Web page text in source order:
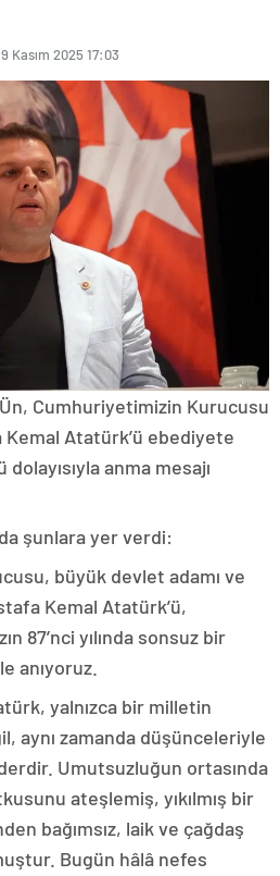
9 Kasım 2025 17:03
Cumhuriyetimizin Kurucusu
Kemal Atatürk’ü ebediyete
anma mesajı
şunlara yer verdi:
büyük devlet adamı ve
Kemal Atatürk’ü,
87’nci yılında sonsuz bir
anıyoruz.
yalnızca bir milletin
aynı zamanda düşünceleriyle
Umutsuzluğun ortasında
ateşlemiş, yıkılmış bir
bağımsız, laik ve çağdaş
Bugün hâlâ nefes